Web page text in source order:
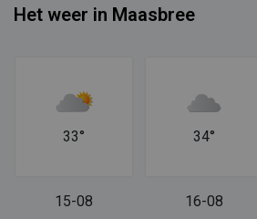
Het weer in Maasbree
33°
15-08
34°
16-08